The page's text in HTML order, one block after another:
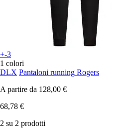
+-3
1 colori
DLX Pantaloni running Rogers
A partire da 128,00 €
68,78 €
2 su 2 prodotti